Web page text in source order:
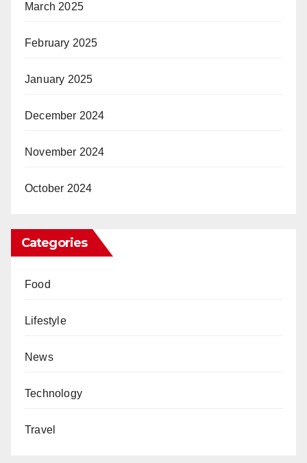
March 2025
February 2025
January 2025
December 2024
November 2024
October 2024
Categories
Food
Lifestyle
News
Technology
Travel